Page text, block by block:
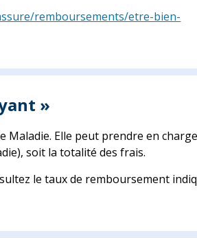
remboursements/etre-bien-
»
Maladie. Elle peut prendre en
soit la totalité des frais.
le taux de remboursement